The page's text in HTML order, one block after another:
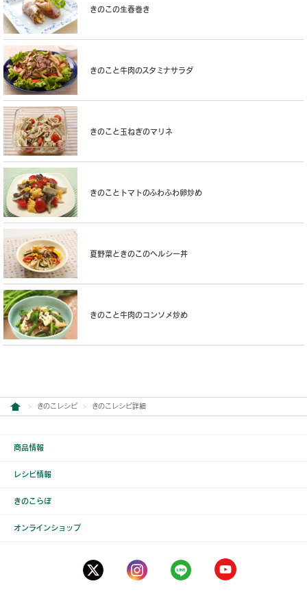
きのこの生春巻き
きのこと牛肉のスタミナサラダ
きのこと玉ねぎのマリネ
きのことトマトのふわふわ卵炒め
夏野菜ときのこのヘルシー丼
きのこと牛肉のコンソメ炒め
きのこレシピ きのこレシピ詳細
商品情報
レシピ情報
きのこらぼ
オンラインショップ